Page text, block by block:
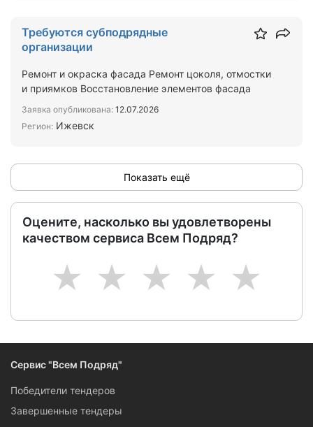
Требуются субподрядные
организации
Ремонт и окраска фасада Ремонт цоколя, отмостки
и приямков Восстановление элементов фасада
Заявка опубликована: 12.07.2026
Регион: Ижевск
Показать ещё
Оцените, насколько вы удовлетворены
качеством сервиса Всем Подряд?
5
4
3
2
1
Сервис "Всем Подряд"
Победители тендеров
Завершенные тендеры